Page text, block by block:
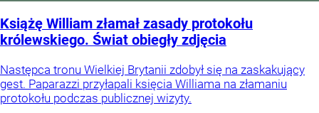
Książę William złamał zasady protokołu
królewskiego. Świat obiegły zdjęcia
Następca tronu Wielkiej Brytanii zdobył się na zaskakujący
gest. Paparazzi przyłapali księcia Williama na złamaniu
protokołu podczas publicznej wizyty.